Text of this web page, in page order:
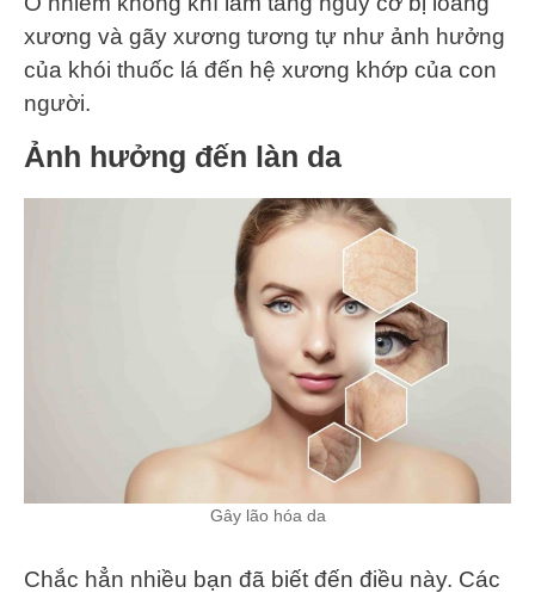
xương và gãy xương tương tự như ảnh hưởng
của khói thuốc lá đến hệ xương khớp của con
người.
Ảnh hưởng đến làn da
Gây lão hóa da
Chắc hẳn nhiều bạn đã biết đến điều này. Các